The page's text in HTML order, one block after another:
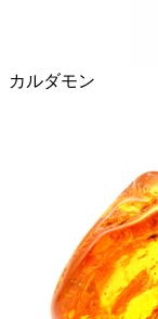
カルダモン